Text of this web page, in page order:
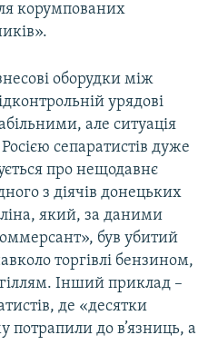
корумпованих
оборудки між
урядові
але ситуація
сепаратистів дуже
про нещодавнє
з діячів донецьких
який, за даними
був убитий
торгівлі бензином,
Інший приклад –
де «десятки
потрапили до в’язниць, а